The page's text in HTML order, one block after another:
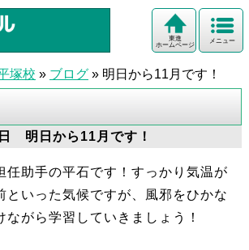
メニュー
東進
ホームページ
塚校 » ブログ » 明日から11月です！
明日から11月です！
助手の平石です！すっかり気温が
といった気候ですが、風邪をひかな
ながら学習していきましょう！